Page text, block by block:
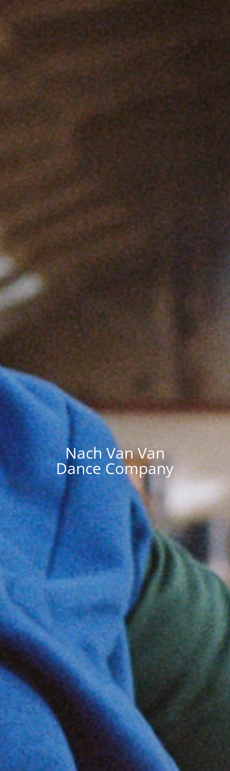
Nach Van Van
Dance Company